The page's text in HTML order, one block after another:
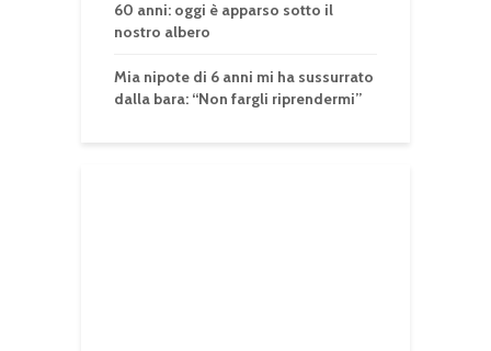
60 anni: oggi è apparso sotto il
nostro albero
Mia nipote di 6 anni mi ha sussurrato
dalla bara: “Non fargli riprendermi”